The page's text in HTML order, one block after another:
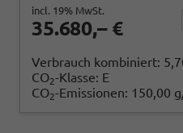
35.680,– €
incl. 19% MwSt.
Verbrauch kombiniert:
CO2-Klasse: E
CO2-Emissionen: 150,00